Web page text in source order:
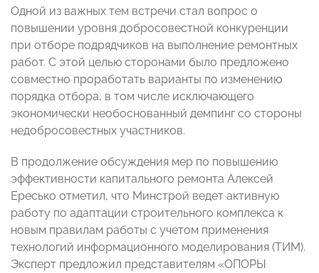
Одной из важных тем встречи стал вопрос о
повышении уровня добросовестной конкуренции
при отборе подрядчиков на выполнение ремонтных
работ. С этой целью сторонами было предложено
совместно проработать варианты по изменению
порядка отбора, в том числе исключающего
экономически необоснованный демпинг со стороны
недобросовестных участников.
В продолжение обсуждения мер по повышению
эффективности капитального ремонта Алексей
Ересько отметил, что Минстрой ведет активную
работу по адаптации строительного комплекса к
новым правилам работы с учетом применения
технологий информационного моделирования (ТИМ).
Эксперт предложил представителям «ОПОРЫ